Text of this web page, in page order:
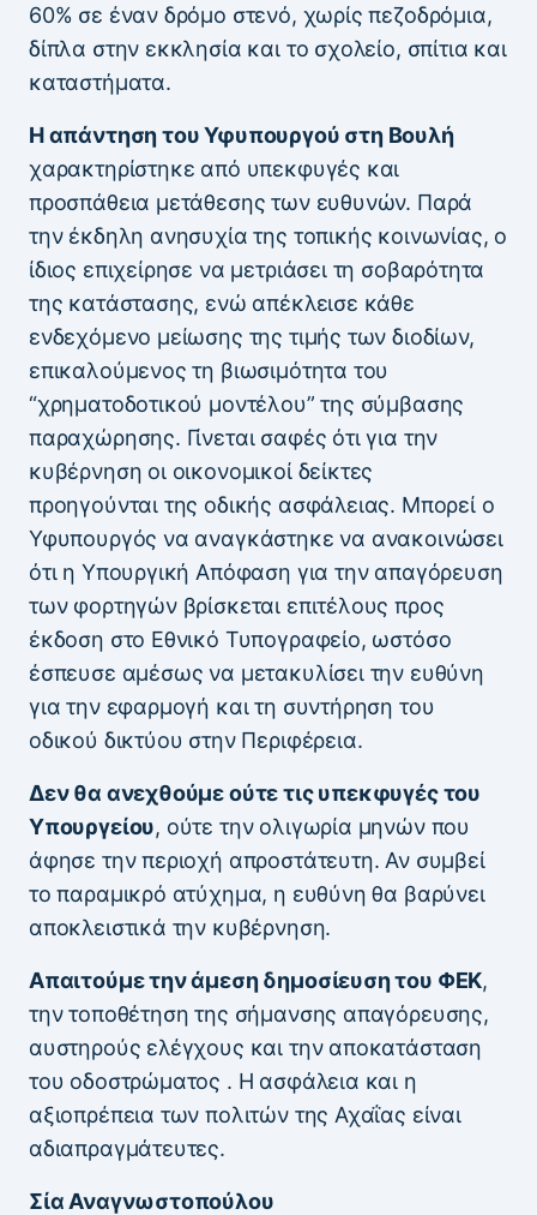
60% σε έναν δρόμο στενό, χωρίς πεζοδρόμια,
δίπλα στην εκκλησία και το σχολείο, σπίτια και
καταστήματα.
Η απάντηση του Υφυπουργού στη Βουλή
χαρακτηρίστηκε από υπεκφυγές και
προσπάθεια μετάθεσης των ευθυνών. Παρά
την έκδηλη ανησυχία της τοπικής κοινωνίας, ο
ίδιος επιχείρησε να μετριάσει τη σοβαρότητα
της κατάστασης, ενώ απέκλεισε κάθε
ενδεχόμενο μείωσης της τιμής των διοδίων,
επικαλούμενος τη βιωσιμότητα του
“χρηματοδοτικού μοντέλου” της σύμβασης
παραχώρησης. Γίνεται σαφές ότι για την
κυβέρνηση οι οικονομικοί δείκτες
προηγούνται της οδικής ασφάλειας. Μπορεί ο
Υφυπουργός να αναγκάστηκε να ανακοινώσει
ότι η Υπουργική Απόφαση για την απαγόρευση
των φορτηγών βρίσκεται επιτέλους προς
έκδοση στο Εθνικό Τυπογραφείο, ωστόσο
έσπευσε αμέσως να μετακυλίσει την ευθύνη
για την εφαρμογή και τη συντήρηση του
οδικού δικτύου στην Περιφέρεια.
Δεν θα ανεχθούμε ούτε τις υπεκφυγές του
Υπουργείου, ούτε την ολιγωρία μηνών που
άφησε την περιοχή απροστάτευτη. Αν συμβεί
το παραμικρό ατύχημα, η ευθύνη θα βαρύνει
αποκλειστικά την κυβέρνηση.
Απαιτούμε την άμεση δημοσίευση του ΦΕΚ,
την τοποθέτηση της σήμανσης απαγόρευσης,
αυστηρούς ελέγχους και την αποκατάσταση
του οδοστρώματος . Η ασφάλεια και η
αξιοπρέπεια των πολιτών της Αχαΐας είναι
αδιαπραγμάτευτες.
Σία Αναγνωστοπούλου